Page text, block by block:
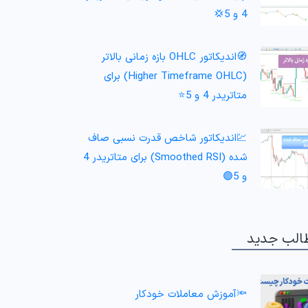
4 و 5💢
🧭اندیکاتور OHLC بازه زمانی بالاتر
(Higher Timeframe OHLC) برای
متاتریدر 4 و 5⭐
💹اندیکاتور شاخص قدرت نسبی صاف
شده (Smoothed RSI) برای متاتریدر 4
و 5🟣
جدید
🔦آموزش معاملات خودکار